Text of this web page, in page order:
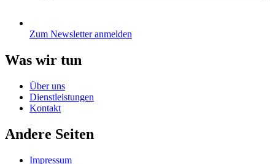
Zum Newsletter anmelden
Was wir tun
Über uns
Dienstleistungen
Kontakt
Andere Seiten
Impressum